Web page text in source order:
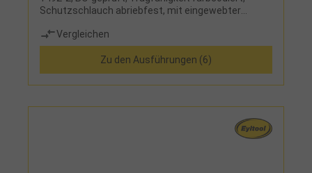
Schutzschlauch abriebfest, mit eingewebter
Sicherheit, Sicherheitsetikett mit
Benutzerhinweisen
Vergleichen
Zu den Ausführungen (6)